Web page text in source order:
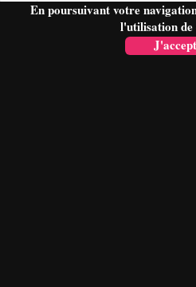
En poursuivant votre
l'utilisation de